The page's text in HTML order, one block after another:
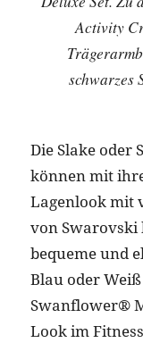
Activity
schwarzes
Die Slake oder
können mit
Lagenlook mit
von Swarovski
bequeme und
Blau oder
Swanflower®
Look im